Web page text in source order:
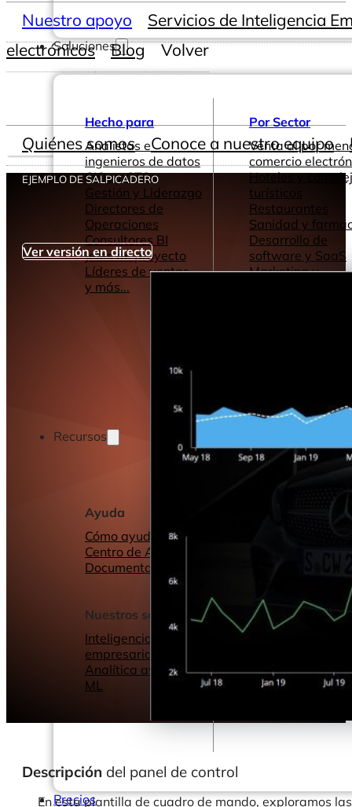
Soluciones
Hecho para
Analistas e
ingenieros de datos
CIOs y CTOs
Gestión y Liderazgo
Directores de
Operaciones
Consultores BI
Jefes de proyecto
Líderes de ventas
y más...
Por Sector
Venta al por
comercio
Hoteles y
turísticos
Restaurantes
Sanidad y
Desarrollo de
software y SaaS
Marketing y
Recursos
Ayuda
Cómo ayudamos
Centro de Ayuda y
Documentación
Nuestros servicios
Inteligencia
empresarial
Analítica avanzada y
ML
Libros
Nuestro Blog
Precios
Nuestro apoyo
Servicios de Inteligencia
electrónicos
Blog Volver
Quiénes somos Conoce a nuestro equipo
EJEMPLO DE SALPICADERO
Ver versión en directo
Descripción del panel de control
En esta plantilla de cuadro de mando, exploramos